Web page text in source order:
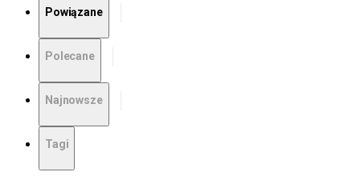
Powiązane
Polecane
Najnowsze
Tagi